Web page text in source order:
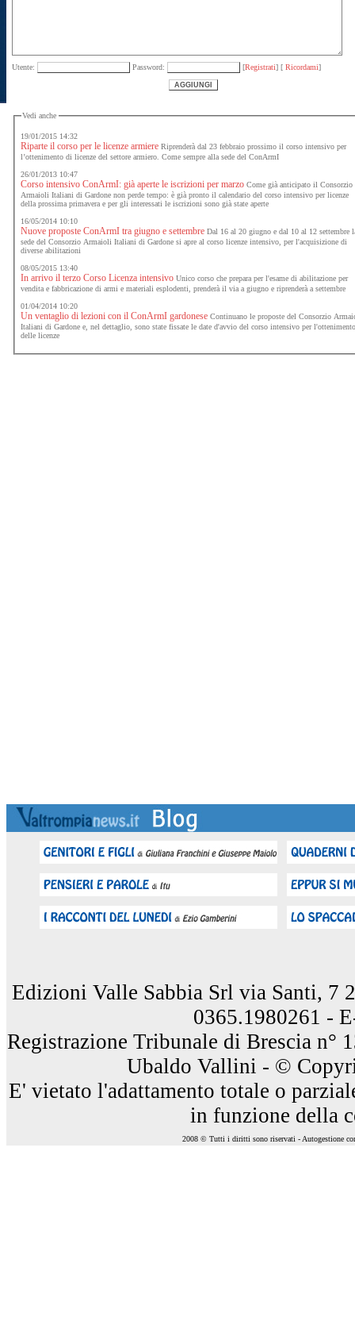
Utente: Password: [Registrati] [ Ricordami]
Vedi anche
19/01/2015 14:32
Riparte il corso per le licenze armiere Riprenderà dal 23 febbraio prossimo il corso intensivo per
l’ottenimento di licenze del settore armiero. Come sempre alla sede del ConArmI
26/01/2013 10:47
Corso intensivo ConArmI: già aperte le iscrizioni per marzo Come già anticipato il Consorzio
Armaioli Italiani di Gardone non perde tempo: è già pronto il calendario del corso intensivo per licenze
della prossima primavera e per gli interessati le iscrizioni sono già state aperte
16/05/2014 10:10
Nuove proposte ConArmI tra giugno e settembre Dal 16 al 20 giugno e dal 10 al 12 settembre
sede del Consorzio Armaioli Italiani di Gardone si apre al corso licenze intensivo, per l'acquisizione di
diverse abilitazioni
08/05/2015 13:40
In arrivo il terzo Corso Licenza intensivo Unico corso che prepara per l'esame di abilitazione per
vendita e fabbricazione di armi e materiali esplodenti, prenderà il via a giugno e riprenderà a settembre
01/04/2014 10:20
Un ventaglio di lezioni con il ConArmI gardonese Continuano le proposte del Consorzio
Italiani di Gardone e, nel dettaglio, sono state fissate le date d'avvio del corso intensivo per
delle licenze
Edizioni Valle Sabbia Srl via Santi, 7
0365.1980261 -
Registrazione Tribunale di Brescia n°
Ubaldo Vallini - ©
E' vietato l'adattamento totale o
in funzione della
2008 © Tutti i diritti sono riservati - Autogestione